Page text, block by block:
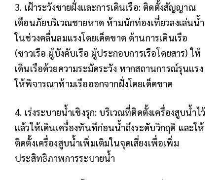
3. เฝ้าระวังชายฝั่งและการเดินเรือ: ติดตั้งสัญญาณ
เตือนภัยบริเวณชายหาด ห้ามนักท่องเที่ยวลงเล่นน้ำ
ในช่วงคลื่นลมแรงโดยเด็ดขาด ด้านการเดินเรือ
(ชาวเรือ ผู้บังคับเรือ ผู้ประกอบการเรือโดยสาร) ให้
เดินเรือด้วยความระมัดระวัง หากสถานการณ์รุนแรง
ให้พิจารณาห้ามเรือออกจากฝั่งโดยเด็ดขาด
4. เร่งระบายน้ำเชิงรุก: บริเวณที่ติดตั้งเครื่องสูบน้ำไว้
แล้วให้เดินเครื่องทันทีก่อนน้ำถึงระดับวิกฤติ และให้
ติดตั้งเครื่องสูบน้ำเพิ่มเติมในจุดเสี่ยงเพื่อเพิ่ม
ประสิทธิภาพการระบายน้ำ